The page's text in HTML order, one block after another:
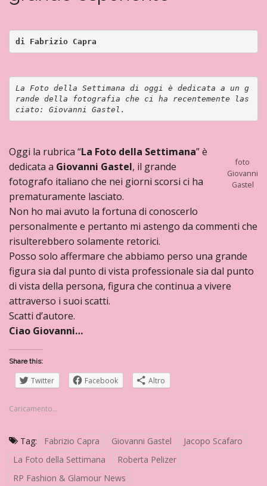
di Fabrizio Capra
La Foto della Settimana di oggi è dedicata a un g
rande della fotografia che ci ha recentemente las
ciato: Giovanni Gastel.
foto
Giovanni
Gastel
Oggi la rubrica “La Foto della Settimana” è
dedicata a Giovanni Gastel, il grande
fotografo italiano che nei giorni scorsi ci ha
prematuramente lasciato.
Non ho mai avuto la fortuna di conoscerlo
personalmente e pertanto mi astengo da commenti che
risulterebbero solamente retorici.
Posso solo affermare che abbiamo perso una grande
figura sia dal punto di vista professionale sia dal punto
di vista della persona, figura che continua a vivere
attraverso i suoi scatti.
Scatti d’autore.
Ciao Giovanni…
Share this:
Twitter Facebook Altro
Caricamento...
Tag: Fabrizio Capra Giovanni Gastel
Jacopo Scafaro
La Foto della Settimana
Roberta Pelizer
RP Fashion & Glamour News